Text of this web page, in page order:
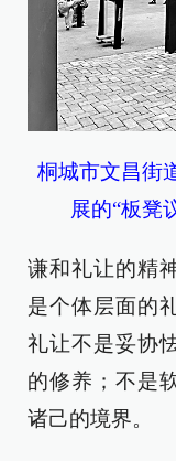
桐城市文昌街
展的“板凳
谦和礼让的精
是个体层面的
礼让不是妥协
的修养；不是
诸己的境界。